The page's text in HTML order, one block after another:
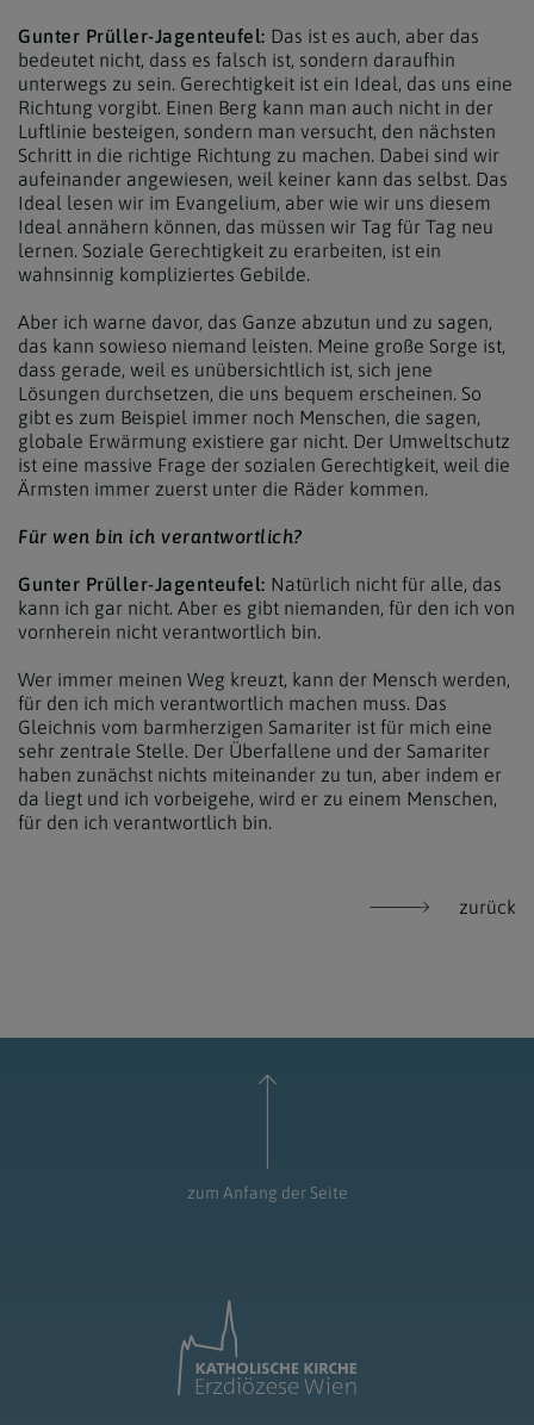
Gunter Prüller-Jagenteufel: Das ist es auch, aber das
bedeutet nicht, dass es falsch ist, sondern daraufhin
unterwegs zu sein. Gerechtigkeit ist ein Ideal, das uns eine
Richtung vorgibt. Einen Berg kann man auch nicht in der
Luftlinie besteigen, sondern man versucht, den nächsten
Schritt in die richtige Richtung zu machen. Dabei sind wir
aufeinander angewiesen, weil keiner kann das selbst. Das
Ideal lesen wir im Evangelium, aber wie wir uns diesem
Ideal annähern können, das müssen wir Tag für Tag neu
lernen. Soziale Gerechtigkeit zu erarbeiten, ist ein
wahnsinnig kompliziertes Gebilde.
Aber ich warne davor, das Ganze abzutun und zu sagen,
das kann sowieso niemand leisten. Meine große Sorge ist,
dass gerade, weil es unübersichtlich ist, sich jene
Lösungen durchsetzen, die uns bequem erscheinen. So
gibt es zum Beispiel immer noch Menschen, die sagen,
globale Erwärmung existiere gar nicht. Der Umweltschutz
ist eine massive Frage der sozialen Gerechtigkeit, weil die
Ärmsten immer zuerst unter die Räder kommen.
Für wen bin ich verantwortlich?
Gunter Prüller-Jagenteufel: Natürlich nicht für alle, das
kann ich gar nicht. Aber es gibt niemanden, für den ich von
vornherein nicht verantwortlich bin.
Wer immer meinen Weg kreuzt, kann der Mensch werden,
für den ich mich verantwortlich machen muss. Das
Gleichnis vom barmherzigen Samariter ist für mich eine
sehr zentrale Stelle. Der Überfallene und der Samariter
haben zunächst nichts miteinander zu tun, aber indem er
da liegt und ich vorbeigehe, wird er zu einem Menschen,
für den ich verantwortlich bin.
zurück
zum Anfang der Seite